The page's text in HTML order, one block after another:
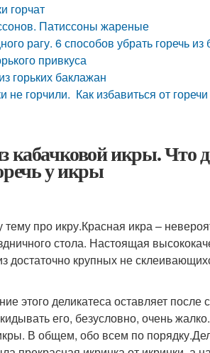
горчат
Патиссоны жареные
рагу. 6 способов убрать горечь
привкуса
горьких баклажан
не горчили. Как избавиться от горечи
кабачковой икры. Что
у икры
тему про икру.Красная икра –
стола. Настоящая
достаточно крупных не
этого деликатеса оставляет
его, безусловно, очень
В общем, обо всем по